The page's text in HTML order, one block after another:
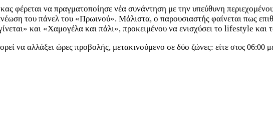
φέρεται να πραγματοποίησε νέα συνάντηση με την υπεύθυνη
του πάνελ του «Πρωινού». Μάλιστα, ο παρουσιαστής φαίνεται πως
και «Χαμογέλα και πάλι», προκειμένου να ενισχύσει το lifestyle και
να αλλάξει ώρες προβολής, μετακινούμενο σε δύο ζώνες: είτε στος 06:00